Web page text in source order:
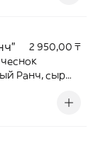
2 950,00 ₸
Ранч, сыр